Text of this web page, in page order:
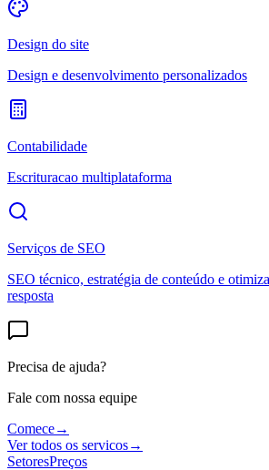
Design do site
Design e desenvolvimento personalizados
Contabilidade
Escrituracao multiplataforma
Serviços de SEO
SEO técnico, estratégia de conteúdo e
resposta
Precisa de ajuda?
Fale com nossa equipe
Comece→
Ver todos os servicos→
SetoresPreços